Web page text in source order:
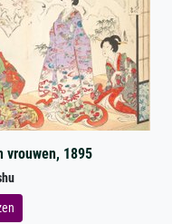
vrouwen, 1895